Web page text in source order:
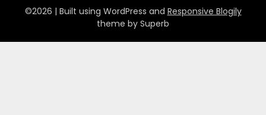
©2026 | Built using WordPress and Responsive Blogily
theme by Superb